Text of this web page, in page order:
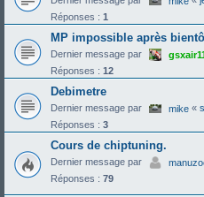
Réponses : 1
MP impossible après
Dernier message par
Réponses : 12
Debimetre
Dernier message par mike «
Réponses : 3
Cours de chiptuning.
Dernier message par
Réponses : 79